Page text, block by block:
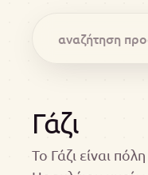
Γάζι
Το Γάζι είναι